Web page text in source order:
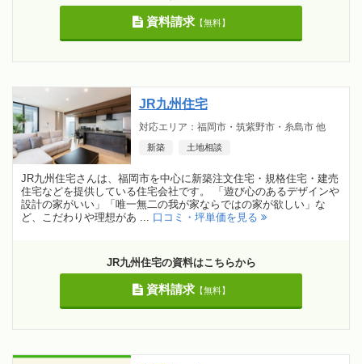
資料請求【無料】
JR九州住宅
対応エリア：福岡市・筑紫野市・糸島市 他
新築 土地相談
JR九州住宅さんは、福岡市を中心に新築注文住宅・規格住宅・建売
住宅などを提供している住宅会社です。 「遊び心のあるデザインや
設計の家がいい」「唯一無二の我が家ならではの家が欲しい」な
ど、こだわりや理想があ ... 口コミ・坪単価を見る
JR九州住宅の資料はこちらから
資料請求【無料】